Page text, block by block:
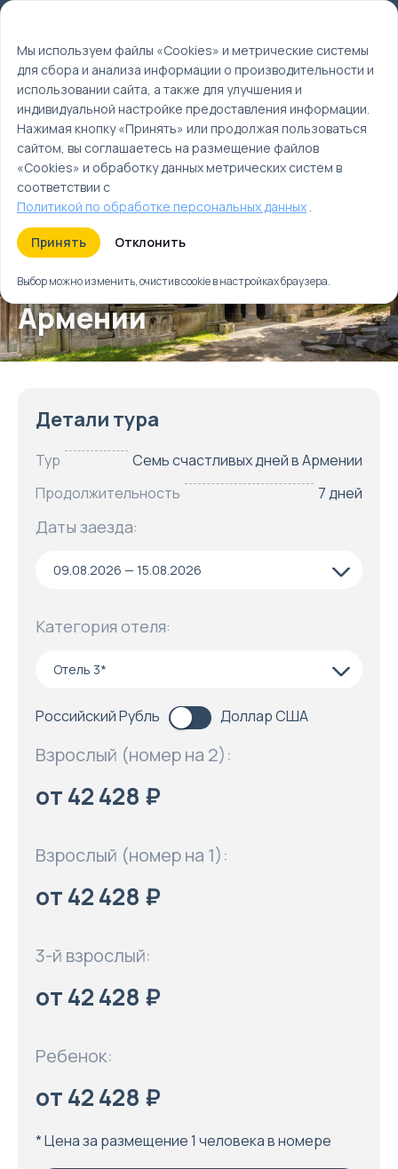
Главная
Туры
Семь счастливых дней в Армении
Семь счастливых дней в
Армении
Детали тура
Тур
Семь счастливых дней в Армении
Продолжительность
7 дней
Даты заезда:
09.08.2026 — 15.08.2026
Категория отеля:
Отель 3*
Российский Рубль Доллар США
Взрослый (номер на 2):
от 42 428 ₽
Взрослый (номер на 1):
от 42 428 ₽
3-й взрослый:
от 42 428 ₽
Ребенок:
от 42 428 ₽
* Цена за размещение 1 человека в номере
Мы используем файлы «Cookies» и метрические системы
для сбора и анализа информации о производительности и
использовании сайта, а также для улучшения и
индивидуальной настройке предоставления информации.
Нажимая кнопку «Принять» или продолжая пользоваться
сайтом, вы соглашаетесь на размещение файлов
«Cookies» и обработку данных метрических систем в
соответствии с
Политикой по обработке персональных данных.
Принять Отклонить
Выбор можно изменить, очистив cookie в настройках браузера.